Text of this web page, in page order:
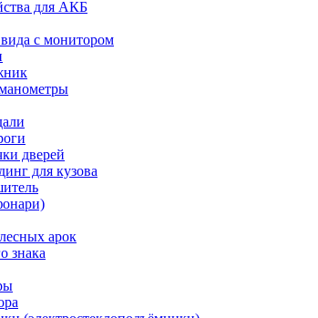
для АКБ
вида с монитором
дверей
для кузова
арок
знака